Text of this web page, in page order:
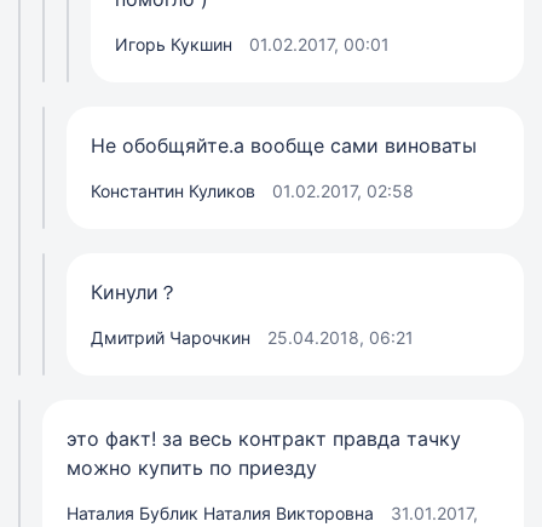
Игорь Кукшин 01.02.2017, 00:01
Не обобщяйте.а вообще сами виноваты
Константин Куликов 01.02.2017, 02:58
Кинули？
Дмитрий Чарочкин 25.04.2018, 06:21
это факт! за весь контракт правда тачку
можно купить по приезду
Наталия Бублик Наталия Викторовна
31.01.2017,